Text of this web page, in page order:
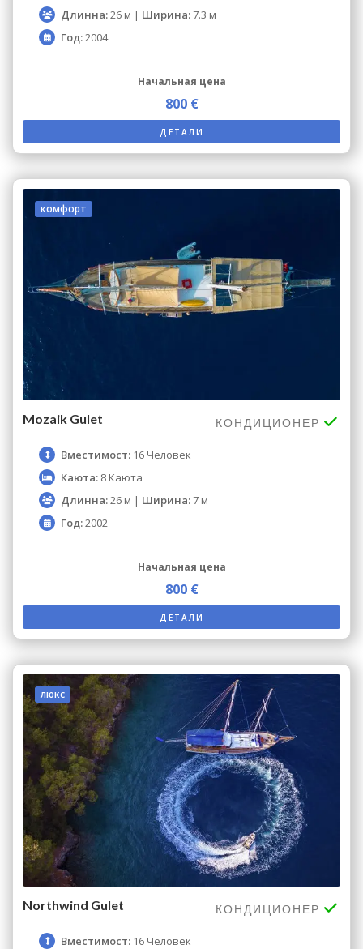
Длинна:26 м | Ширина:7.3 м
Год:2004
Начальная цена
800 €
ДЕТАЛИ
комфорт
Mozaik Gulet КОНДИЦИОНЕР
Вместимост: 16 Человек
Каюта: 8 Каюта
Длинна:26 м | Ширина:7 м
Год:2002
Начальная цена
800 €
ДЕТАЛИ
люкс
Northwind Gulet КОНДИЦИОНЕР
Вместимост: 16 Человек